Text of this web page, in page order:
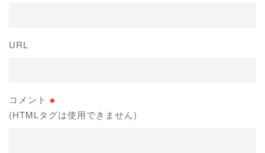
URL
コメント ※
(HTMLタグは使用できません)